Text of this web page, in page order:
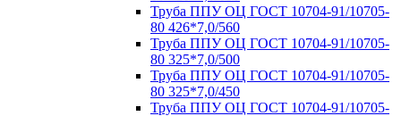
Труба ППУ ОЦ ГОСТ 10704-91/10705-
80 426*7,0/560
Труба ППУ ОЦ ГОСТ 10704-91/10705-
80 325*7,0/500
Труба ППУ ОЦ ГОСТ 10704-91/10705-
80 325*7,0/450
Труба ППУ ОЦ ГОСТ 10704-91/10705-